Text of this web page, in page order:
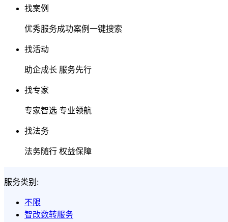
找案例
优秀服务成功案例一键搜索
找活动
助企成长 服务先行
找专家
专家智选 专业领航
找法务
法务随行 权益保障
服务类别:
不限
智改数转服务